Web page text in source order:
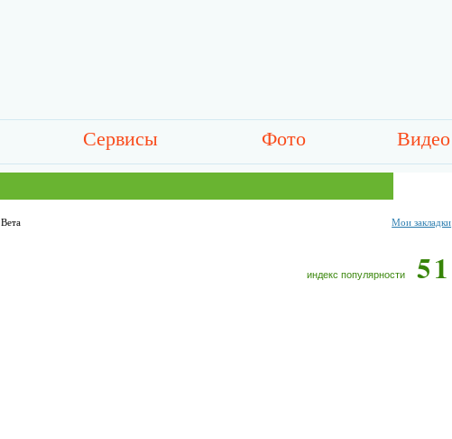
Сервисы Фото Видео
Вета Мои закладки
индекс популярности51